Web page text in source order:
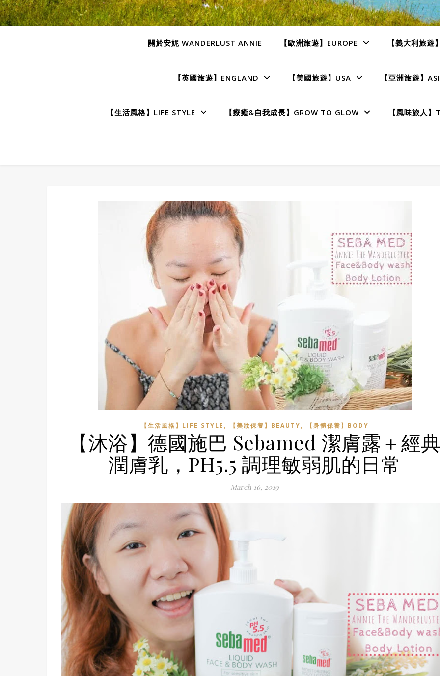
關於安妮 WANDERLUST ANNIE 【歐洲旅遊】EUROPE 【義大利旅遊
【英國旅遊】ENGLAND 【美國旅遊】USA 【亞洲旅遊】
【生活風格】LIFE STYLE 【療癒&自我成長】GROW TO GLOW 【風味旅人】
【生活風格】LIFE STYLE , 【美妝保養】BEAUTY, 【身體保養】BODY
【沐浴】德國施巴 Sebamed 潔膚露＋經
潤膚乳，PH5.5 調理敏弱肌的日常
March 16, 2019